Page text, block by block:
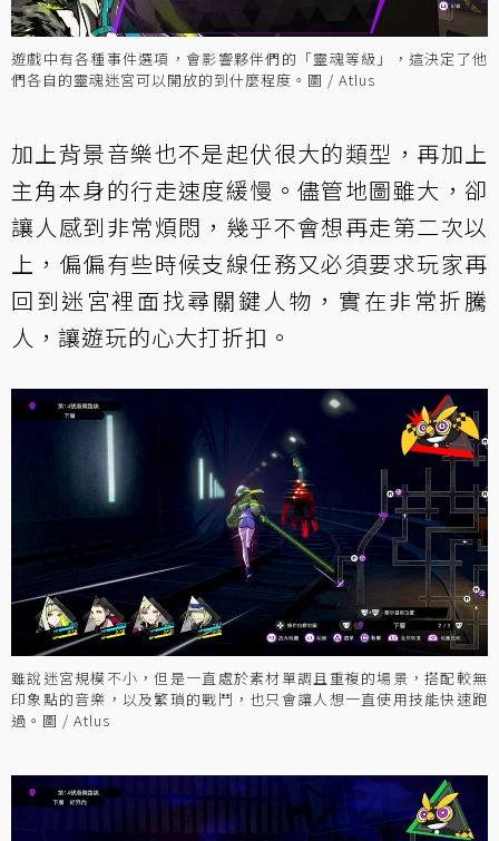
遊戲中有各種事件選項，會影響夥伴們的「靈魂等級」，這決定了他
們各自的靈魂迷宮可以開放的到什麼程度。圖 / Atlus
加上背景音樂也不是起伏很大的類型，再加上
主角本身的行走速度緩慢。儘管地圖雖大，卻
讓人感到非常煩悶，幾乎不會想再走第二次以
上，偏偏有些時候支線任務又必須要求玩家再
回到迷宮裡面找尋關鍵人物，實在非常折騰
人，讓遊玩的心大打折扣。
雖說迷宮規模不小，但是一直處於素材單調且重複的場景，搭配較無
印象點的音樂，以及繁瑣的戰鬥，也只會讓人想一直使用技能快速跑
過。圖 / Atlus